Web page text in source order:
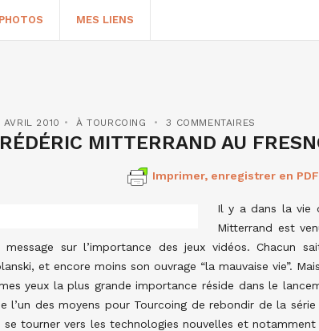
MES LIENS
AVRIL 2010 À TOURCOING 3 COMMENTAIRES
MITTERRAND AU
Imprimer, enregistrer en
Il y a dans la vie
Mitterrand est
message sur l’importance des jeux vidéos. Chacun
et encore moins son ouvrage “la mauvaise vie”.
yeux la plus grande importance réside dans le
l’un des moyens pour Tourcoing de rebondir de la
se tourner vers les technologies nouvelles et